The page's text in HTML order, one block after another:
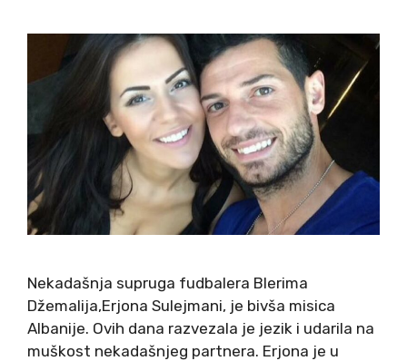
Nekadašnja supruga fudbalera Blerima
Džemalija,Erjona Sulejmani, je bivša misica
Albanije. Ovih dana razvezala je jezik i udarila na
muškost nekadašnjeg partnera. Erjona je u